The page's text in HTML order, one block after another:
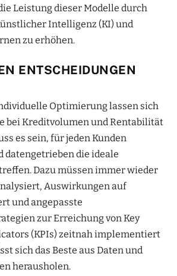
Leistung dieser Modelle durch
Intelligenz (KI) und
zu erhöhen.
ENTSCHEIDUNGEN
Optimierung lassen sich
bei Kreditvolumen und Rentabilität
es sein, für jeden Kunden
datengetrieben die ideale
Dazu müssen immer wieder
Auswirkungen auf
und angepasste
zur Erreichung von Key
(KPIs) zeitnah implementiert
sich das Beste aus Daten und
herausholen.